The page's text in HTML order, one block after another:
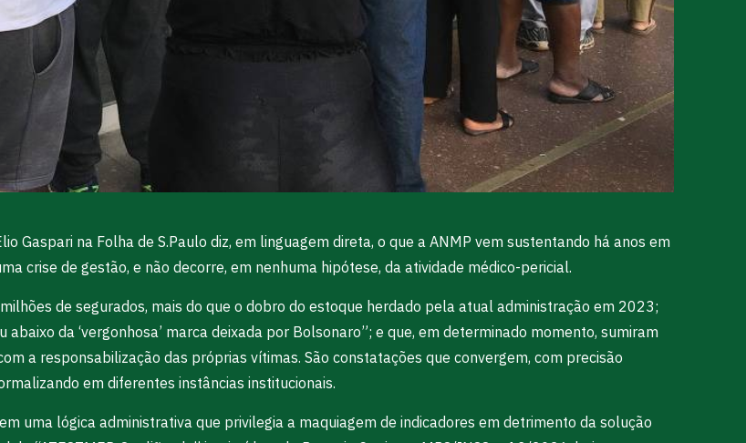
na Folha de S.Paulo diz, em linguagem direta, o que a ANMP vem sustentando há anos em
crise de gestão, e não decorre, em nenhuma hipótese, da atividade médico-pericial.
de segurados, mais do que o dobro do estoque herdado pela atual administração em 2023;
da ‘vergonhosa’ marca deixada por Bolsonaro”; e que, em determinado momento, sumiram
a responsabilização das próprias vítimas. São constatações que convergem, com precisão
em diferentes instâncias institucionais.
uma lógica administrativa que privilegia a maquiagem de indicadores em detrimento da solução